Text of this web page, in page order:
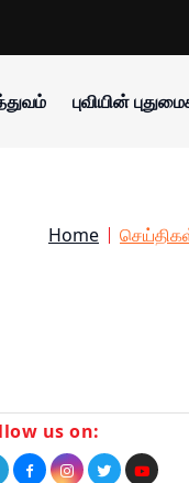
புவியின்
Home
us on: